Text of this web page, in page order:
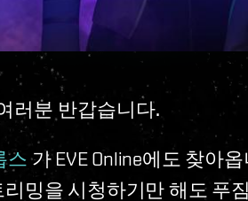
러분 반갑습니다.
스 가 EVE Online에도 찾아
리밍을 시청하기만 해도 푸